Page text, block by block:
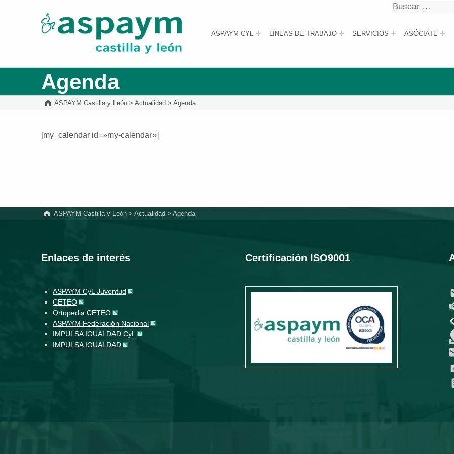
ASPAYM Castilla y León
ASPAYM CYL LÍNEAS DE TRABAJO SERVICIOS ASÓCIATE
Buscar
Agenda
ASPAYM Castilla y León >Actualidad >Agenda
[my_calendar id=»my-calendar»]
ASPAYM Castilla y León> Actualidad > Agenda
Enlaces de interés
ASPAYM CyL Juventud
CETEO
Ortopedia CETEO
ASPAYM Federación Nacional
IMPULSA IGUALDAD CyL
IMPULSA IGUALDAD
Certificación ISO9001